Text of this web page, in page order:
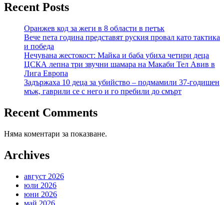
Recent Posts
Оранжев код за жеги в 8 области в петък
Вече пета година представят руския провал като тактика
и победа
Нечувана жестокост: Майка и баба убиха четири деца
ЦСКА лепна три звучни шамара на Макаби Тел Авив в
Лига Европа
Задържаха 10 деца за убийство – подмамили 37-годишен
мъж, гаврили се с него и го пребили до смърт
Recent Comments
Няма коментари за показване.
Archives
август 2026
юли 2026
юни 2026
май 2026